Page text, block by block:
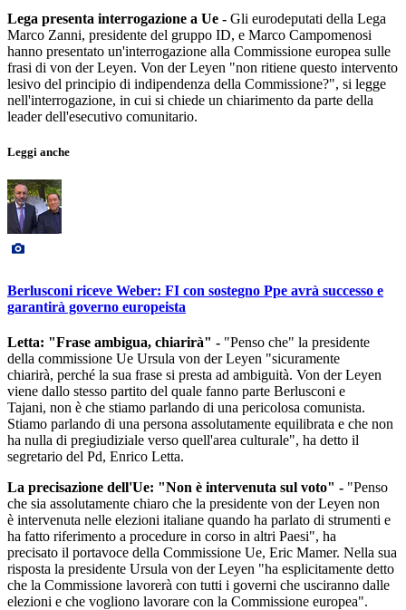
Lega presenta interrogazione a Ue - Gli eurodeputati della Lega
Marco Zanni, presidente del gruppo ID, e Marco Campomenosi
hanno presentato un'interrogazione alla Commissione europea sulle
frasi di von der Leyen. Von der Leyen "non ritiene questo intervento
lesivo del principio di indipendenza della Commissione?", si legge
nell'interrogazione, in cui si chiede un chiarimento da parte della
leader dell'esecutivo comunitario.
Leggi anche
Berlusconi riceve Weber: FI con sostegno Ppe avrà successo e
garantirà governo europeista
Letta: "Frase ambigua, chiarirà" - "Penso che" la presidente
della commissione Ue Ursula von der Leyen "sicuramente
chiarirà, perché la sua frase si presta ad ambiguità. Von der Leyen
viene dallo stesso partito del quale fanno parte Berlusconi e
Tajani, non è che stiamo parlando di una pericolosa comunista.
Stiamo parlando di una persona assolutamente equilibrata e che non
ha nulla di pregiudiziale verso quell'area culturale", ha detto il
segretario del Pd, Enrico Letta.
La precisazione dell'Ue: "Non è intervenuta sul voto" - "Penso
che sia assolutamente chiaro che la presidente von der Leyen non
è intervenuta nelle elezioni italiane quando ha parlato di strumenti e
ha fatto riferimento a procedure in corso in altri Paesi", ha
precisato il portavoce della Commissione Ue, Eric Mamer. Nella sua
risposta la presidente Ursula von der Leyen "ha esplicitamente detto
che la Commissione lavorerà con tutti i governi che usciranno dalle
elezioni e che vogliono lavorare con la Commissione europea".